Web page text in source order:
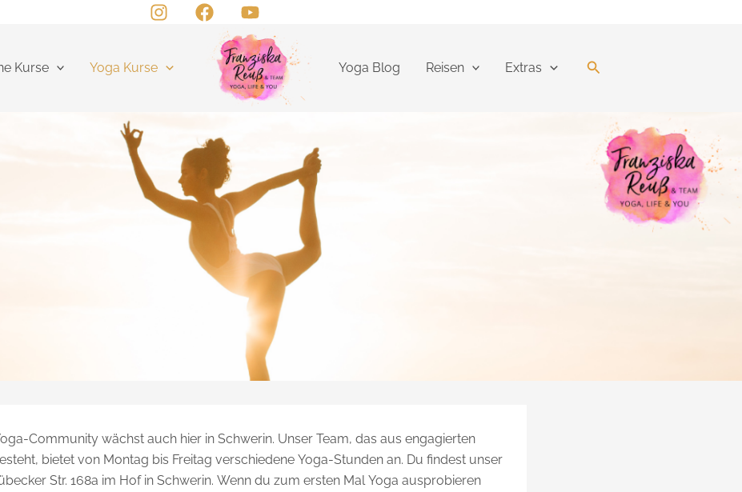
Kurse Yoga Kurse Yoga Blog Reisen Extras Suchen
Community wächst auch hier in Schwerin. Unser Team, das aus engagierten
bietet von Montag bis Freitag verschiedene Yoga-Stunden an. Du findest unser
Str. 168a im Hof in Schwerin. Wenn du zum ersten Mal Yoga ausprobieren